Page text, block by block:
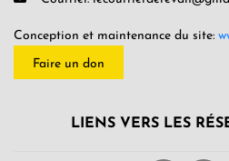
Conception et maintenance du site:
Faire un don
LIENS VERS LES